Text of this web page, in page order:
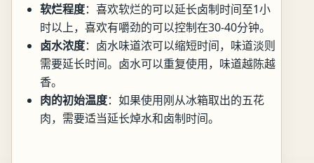
软烂程度：喜欢软烂的可以延长卤制时间至1小
时以上，喜欢有嚼劲的可以控制在30-40分钟。
卤水浓度：卤水味道浓可以缩短时间，味道淡则
需要延长时间。卤水可以重复使用，味道越陈越
香。
肉的初始温度：如果使用刚从冰箱取出的五花
肉，需要适当延长焯水和卤制时间。